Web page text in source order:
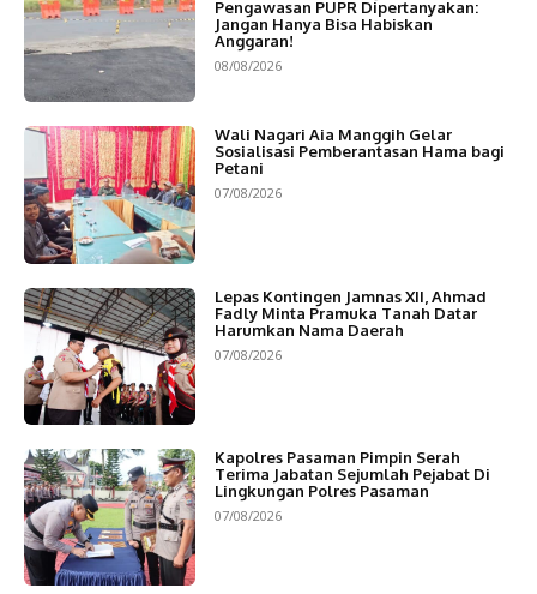
Pengawasan PUPR Dipertanyakan:
Jangan Hanya Bisa Habiskan
Anggaran!
08/08/2026
Wali Nagari Aia Manggih Gelar
Sosialisasi Pemberantasan Hama bagi
Petani
07/08/2026
Lepas Kontingen Jamnas XII, Ahmad
Fadly Minta Pramuka Tanah Datar
Harumkan Nama Daerah
07/08/2026
Kapolres Pasaman Pimpin Serah
Terima Jabatan Sejumlah Pejabat Di
Lingkungan Polres Pasaman
07/08/2026